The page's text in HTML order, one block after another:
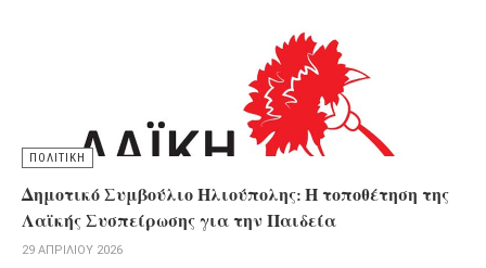
ΠΟΛΙΤΙΚΗ
Δημοτικό Συμβούλιο Ηλιούπολης: Η τοποθέτηση της
Λαϊκής Συσπείρωσης για την Παιδεία
29 ΑΠΡΙΛΊΟΥ 2026